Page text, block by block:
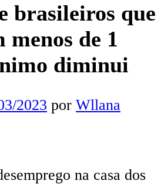
brasileiros que
menos de 1
diminui
2023 por Wllana
na casa dos